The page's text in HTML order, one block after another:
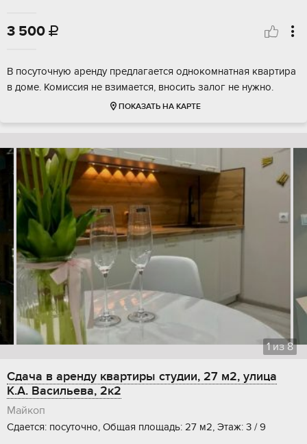
3 500 
В посуточную аренду предлагается однокомнатная квартира
в доме. Комиссия не взимается, вносить залог не нужно.
ПОКАЗАТЬ НА КАРТЕ
1из8
Сдача в аренду квартиры студии, 27 м2, улица
К.А. Васильева, 2к2
Майкоп
Сдается: посуточно, Общая площадь: 27 м2, Этаж: 3 / 9